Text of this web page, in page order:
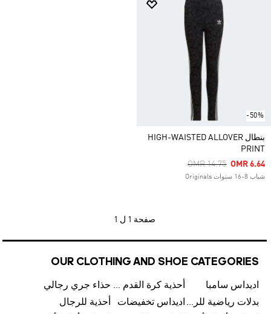
-50%
بنطال HIGH-WAISTED ALLOVER
PRINT
Price Reduced From
OMR 14.75ToOMR 6.64
شباب 8-16 سنوات Originals
صفحة 1 ل 1
OUR CLOTHING AND SHOE CATEGORIES
اديداس سامبا أحذية كرة القدم للرجال حذاء جري رجالي
بدلات رياضية للرجال اديداس تخفيضات
أحذية للرجال